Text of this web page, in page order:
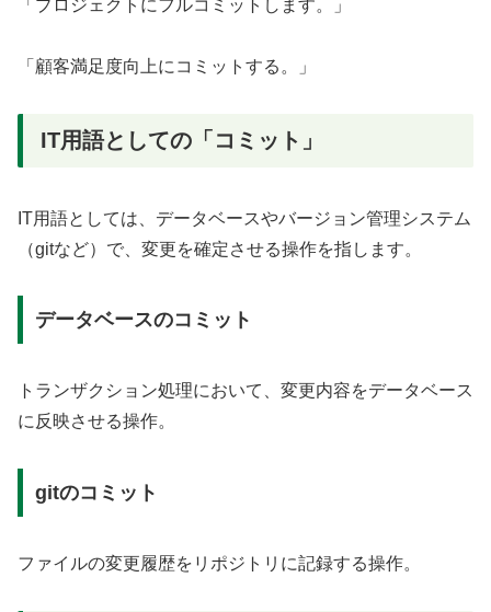
「プロジェクトにフルコミットします。」
「顧客満足度向上にコミットする。」
IT用語としての「コミット」
IT用語としては、データベースやバージョン管理システム
（gitなど）で、変更を確定させる操作を指します。
データベースのコミット
トランザクション処理において、変更内容をデータベース
に反映させる操作。
gitのコミット
ファイルの変更履歴をリポジトリに記録する操作。